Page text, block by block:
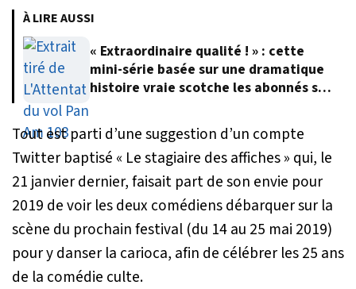
À LIRE AUSSI
« Extraordinaire qualité ! » : cette
mini-série basée sur une dramatique
histoire vraie scotche les abonnés sur
Tout est parti d’une suggestion d’un compte
Twitter baptisé « Le stagiaire des affiches » qui, le
21 janvier dernier, faisait part de son envie pour
2019 de voir les deux comédiens débarquer sur la
scène du prochain festival (du 14 au 25 mai 2019)
pour y danser la carioca, afin de célébrer les 25 ans
de la comédie culte.